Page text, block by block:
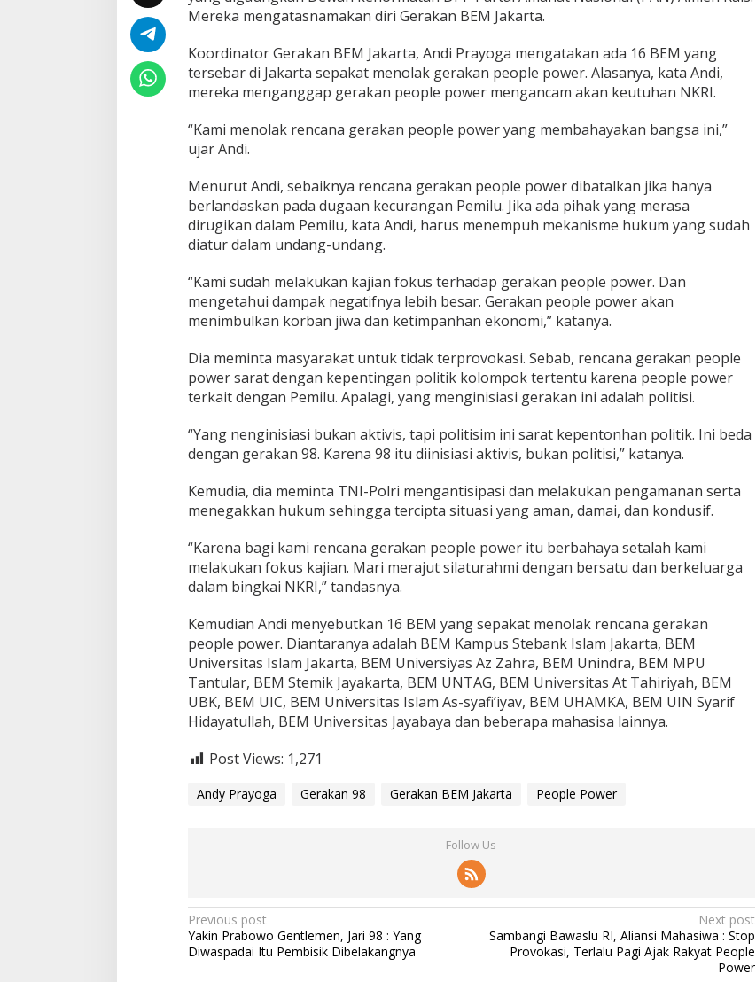
u
a
k
y
a
T
e
r
p
r
o
o
k
a
Mereka mengatasnamakan diri Gerakan BEM Jakarta.
Koordinator Gerakan BEM Jakarta, Andi Prayoga mengatakan ada 16 BEM yang
tersebar di Jakarta sepakat menolak gerakan people power. Alasanya, kata Andi,
mereka menganggap gerakan people power mengancam akan keutuhan NKRI.
“Kami menolak rencana gerakan people power yang membahayakan bangsa ini,”
ujar Andi.
Menurut Andi, sebaiknya rencana gerakan people power dibatalkan jika hanya
berlandaskan pada dugaan kecurangan Pemilu. Jika ada pihak yang merasa
dirugikan dalam Pemilu, kata Andi, harus menempuh mekanisme hukum yang sudah
diatur dalam undang-undang.
“Kami sudah melakukan kajian fokus terhadap gerakan people power. Dan
mengetahui dampak negatifnya lebih besar. Gerakan people power akan
menimbulkan korban jiwa dan ketimpanhan ekonomi,” katanya.
Dia meminta masyarakat untuk tidak terprovokasi. Sebab, rencana gerakan people
power sarat dengan kepentingan politik kolompok tertentu karena people power
terkait dengan Pemilu. Apalagi, yang menginisiasi gerakan ini adalah politisi.
“Yang nenginisiasi bukan aktivis, tapi politisim ini sarat kepentonhan politik. Ini beda
dengan gerakan 98. Karena 98 itu diinisiasi aktivis, bukan politisi,” katanya.
Kemudia, dia meminta TNI-Polri mengantisipasi dan melakukan pengamanan serta
menegakkan hukum sehingga tercipta situasi yang aman, damai, dan kondusif.
“Karena bagi kami rencana gerakan people power itu berbahaya setalah kami
melakukan fokus kajian. Mari merajut silaturahmi dengan bersatu dan berkeluarga
dalam bingkai NKRI,” tandasnya.
Kemudian Andi menyebutkan 16 BEM yang sepakat menolak rencana gerakan
people power. Diantaranya adalah BEM Kampus Stebank Islam Jakarta, BEM
Universitas Islam Jakarta, BEM Universiyas Az Zahra, BEM Unindra, BEM MPU
Tantular, BEM Stemik Jayakarta, BEM UNTAG, BEM Universitas At Tahiriyah, BEM
UBK, BEM UIC, BEM Universitas Islam As-syafi’iyav, BEM UHAMKA, BEM UIN Syarif
Hidayatullah, BEM Universitas Jayabaya dan beberapa mahasisa lainnya.
Post Views: 1,271
Andy Prayoga Gerakan 98 Gerakan BEM Jakarta People Power
Follow Us
P
o
Previous post
Yakin Prabowo Gentlemen, Jari 98 : Yang
Diwaspadai Itu Pembisik Dibelakangnya
Next post
Sambangi Bawaslu RI, Aliansi Mahasiwa : Stop
Provokasi, Terlalu Pagi Ajak Rakyat People
Power